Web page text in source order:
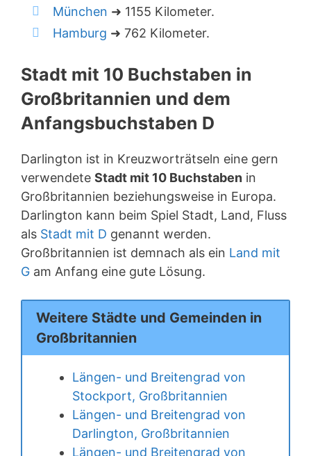
München ➜ 1155 Kilometer.
Hamburg ➜ 762 Kilometer.
Stadt mit 10 Buchstaben in
Großbritannien und dem
Anfangsbuchstaben D
Darlington ist in Kreuzworträtseln eine gern
verwendete Stadt mit 10 Buchstaben in
Großbritannien beziehungsweise in Europa.
Darlington kann beim Spiel Stadt, Land, Fluss
als Stadt mit D genannt werden.
Großbritannien ist demnach als ein Land mit
G am Anfang eine gute Lösung.
Weitere Städte und Gemeinden in
Großbritannien
Längen- und Breitengrad von
Stockport, Großbritannien
Längen- und Breitengrad von
Darlington, Großbritannien
Längen- und Breitengrad von